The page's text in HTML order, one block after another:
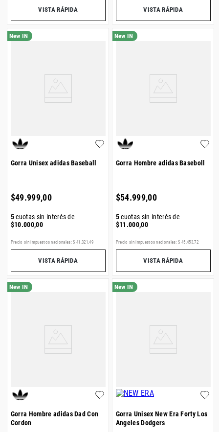
VISTA RÁPIDA VISTA RÁPIDA
Gorra Unisex adidas Baseball
$49.999,00
5cuotas sin interés de
$10.000,00
Precio sin impuestos nacionales: $ 41 .321 ,49
VISTA RÁPIDA
Gorra Hombre adidas Baseboll
$54.999,00
5cuotas sin interés de
$11 .000,00
Precio sin impuestos nacionales: $ 45.453,72
VISTA RÁPIDA
Gorra Hombre adidas Dad Con
Cordon
Gorra Unisex New Era Forty Los
Angeles Dodgers